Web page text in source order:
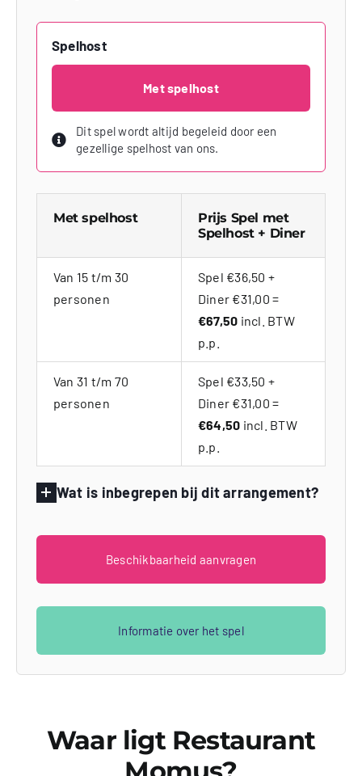
Spelhost
Met spelhost
Dit spel wordt altijd begeleid door een
gezellige spelhost van ons.
Met spelhost
Prijs Spel met
Spelhost + Diner
Van 15 t/m 30
personen
Spel €36,50 +
Diner €31,00 =
€67,50 incl. BTW
p.p.
Van 31 t/m 70
personen
Spel €33,50 +
Diner €31,00 =
€64,50 incl. BTW
p.p.
Wat is inbegrepen bij dit arrangement?
Beschikbaarheid aanvragen
Informatie over het spel
Waar ligt Restaurant